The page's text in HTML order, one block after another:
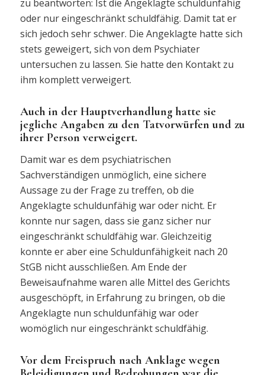
zu beantworten: Ist die Angeklagte schuldunfähig
oder nur eingeschränkt schuldfähig. Damit tat er
sich jedoch sehr schwer. Die Angeklagte hatte sich
stets geweigert, sich von dem Psychiater
untersuchen zu lassen. Sie hatte den Kontakt zu
ihm komplett verweigert.
Auch in der Hauptverhandlung hatte sie
jegliche Angaben zu den Tatvorwürfen und zu
ihrer Person verweigert.
Damit war es dem psychiatrischen
Sachverständigen unmöglich, eine sichere
Aussage zu der Frage zu treffen, ob die
Angeklagte schuldunfähig war oder nicht. Er
konnte nur sagen, dass sie ganz sicher nur
eingeschränkt schuldfähig war. Gleichzeitig
konnte er aber eine Schuldunfähigkeit nach 20
StGB nicht ausschließen. Am Ende der
Beweisaufnahme waren alle Mittel des Gerichts
ausgeschöpft, in Erfahrung zu bringen, ob die
Angeklagte nun schuldunfähig war oder
womöglich nur eingeschränkt schuldfähig.
Vor dem Freispruch nach Anklage wegen